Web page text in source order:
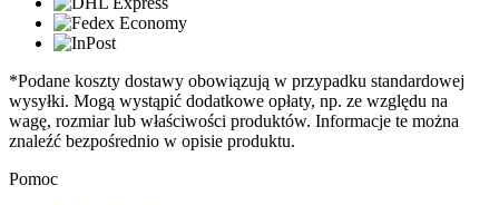
*Podane koszty dostawy obowiązują w przypadku standardowej
wysyłki. Mogą wystąpić dodatkowe opłaty, np. ze względu na
wagę, rozmiar lub właściwości produktów. Informacje te można
znaleźć bezpośrednio w opisie produktu.
Pomoc